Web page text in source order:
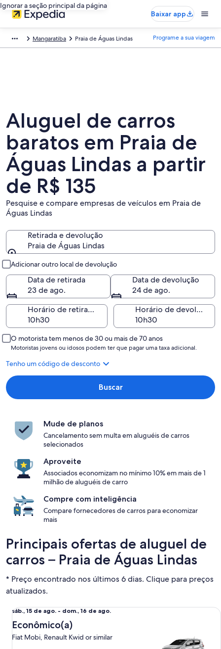
Ignorar a seção principal da página
Baixar app
Mangaratiba Praia de Águas Lindas Programe a sua viagem
Aluguel de carros
baratos em Praia de
Águas Lindas a partir
de R$ 135
Pesquise e compare empresas de veículos em Praia de
Águas Lindas
Retirada e devolução
Praia de Águas Lindas
Adicionar outro local de devolução
Data de retirada
23 de ago.
Data de devolução
24 de ago.
Horário de retirada
Horário de devolução
O motorista tem menos de 30 ou mais de 70 anos
Motoristas jovens ou idosos podem ter que pagar uma taxa adicional.
Tenho um código de desconto
Buscar
Mude de planos
Cancelamento sem multa em aluguéis de carros
selecionados
Aproveite
Associados economizam no mínimo 10% em mais de 1
milhão de aluguéis de carro
Compre com inteligência
Compare fornecedores de carros para economizar
mais
Principais ofertas de aluguel de
carros – Praia de Águas Lindas
* Preço encontrado nos últimos 6 dias. Clique para preços
atualizados.
sáb.,
15
de
ago.
sáb., 15 de ago. - dom., 16 de ago.
Econômico(a)
Fiat Mobi, Renault Kwid or similar
Econômico(a) Fiat Mobi, Renault Kwid or similar